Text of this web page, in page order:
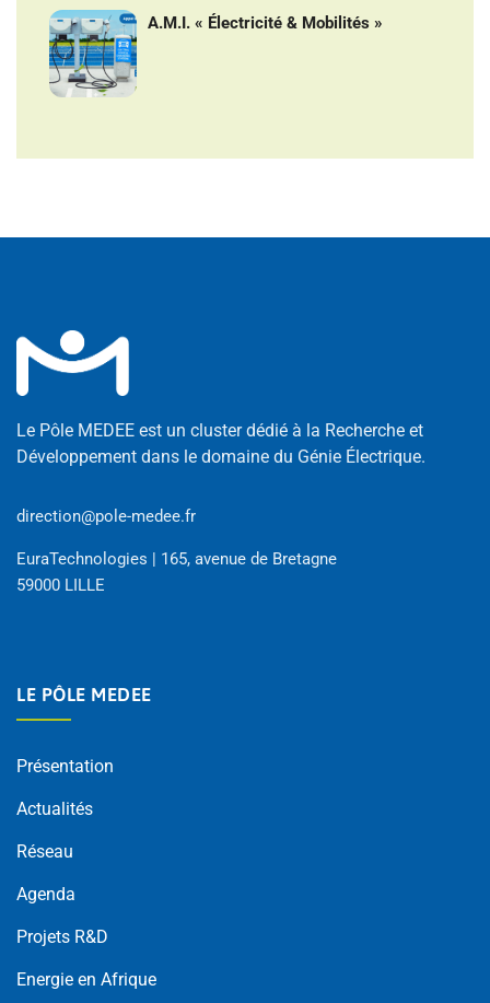
A.M.I. « Électricité & Mobilités »
Le Pôle MEDEE est un cluster dédié à la Recherche et
Développement dans le domaine du Génie Électrique.
direction@pole-medee.fr
EuraTechnologies | 165, avenue de Bretagne
59000 LILLE
LE PÔLE MEDEE
Présentation
Actualités
Réseau
Agenda
Projets R&D
Energie en Afrique